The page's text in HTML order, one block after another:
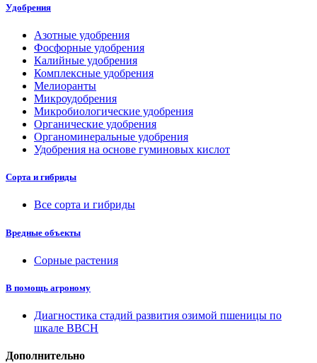
Удобрения
Азотные удобрения
Фосфорные удобрения
Калийные удобрения
Комплексные удобрения
Мелиоранты
Микроудобрения
Микробиологические удобрения
Органические удобрения
Органоминеральные удобрения
Удобрения на основе гуминовых кислот
Сорта и гибриды
Все сорта и гибриды
Вредные объекты
Сорные растения
В помощь агроному
Диагностика стадий развития озимой пшеницы по
шкале ВВСН
Дополнительно